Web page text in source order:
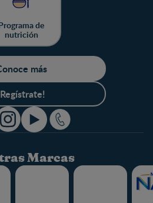
de
nutrición
más
Marcas